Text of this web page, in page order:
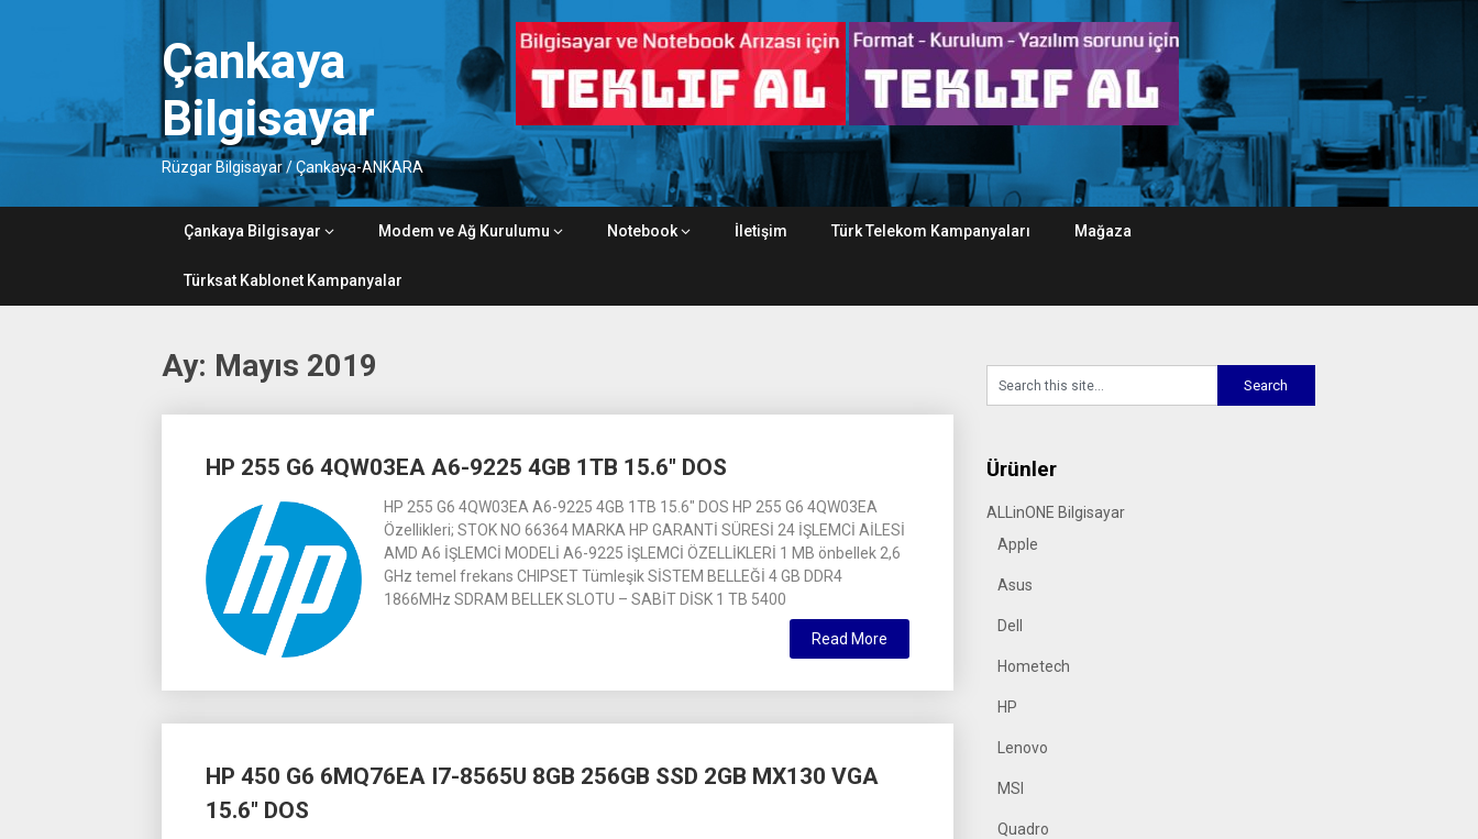
Çankaya
Bilgisayar
Rüzgar Bilgisayar / Çankaya-ANKARA
Çankaya Bilgisayar Modem ve Ağ Kurulumu Notebook İletişim Türk Telekom Kampanyaları Mağaza
Türksat Kablonet Kampanyalar
Ay: Mayıs 2019
HP 255 G6 4QW03EA A6-9225 4GB 1TB 15.6″ DOS
HP 255 G6 4QW03EA A6-9225 4GB 1TB 15.6″ DOS HP 255 G6 4QW03EA
Özellikleri; STOK NO 66364 MARKA HP GARANTİ SÜRESİ 24 İŞLEMCİ AİLESİ
AMD A6 İŞLEMCİ MODELİ A6-9225 İŞLEMCİ ÖZELLİKLERİ 1 MB önbellek 2,6
GHz temel frekans CHIPSET Tümleşik SİSTEM BELLEĞİ 4 GB DDR4
1866MHz SDRAM BELLEK SLOTU – SABİT DİSK 1 TB 5400
Read More
HP 450 G6 6MQ76EA I7-8565U 8GB 256GB SSD 2GB MX130 VGA
15.6″ DOS
navigation
Ürünler
ALLinONE Bilgisayar
Apple
Asus
Dell
Hometech
HP
Lenovo
MSI
Quadro